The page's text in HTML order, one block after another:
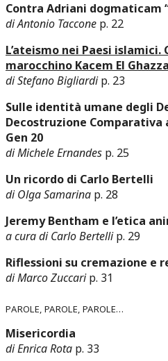
Contra Adriani dogmaticam
di Antonio Taccone p. 22
L’ateismo nei Paesi islamici.
marocchino Kacem El
di Stefano Bigliardip. 23
Sulle identità umane degli
Decostruzione Comparativa
Gen 20
di Michele Ernandes p. 25
Un ricordo di Carlo Bertelli
di Olga Samarina p. 28
Jeremy Bentham e l’etica
a cura di Carlo Bertellip. 29
Riflessioni su cremazione e
di Marco Zuccarip. 31
Parole, parole, parole…
Misericordia
di Enrica Rota p. 33